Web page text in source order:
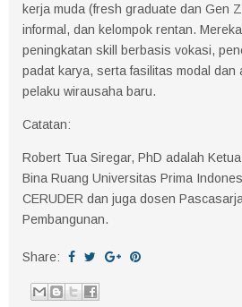
kerja muda (fresh graduate dan Gen
informal, dan kelompok rentan.
peningkatan skill berbasis vokasi,
padat karya, serta fasilitas modal dan
pelaku wirausaha baru.
Catatan:
Robert Tua Siregar, PhD adalah
Bina Ruang Universitas Prima
CERUDER dan juga dosen
Pembangunan.
Share: